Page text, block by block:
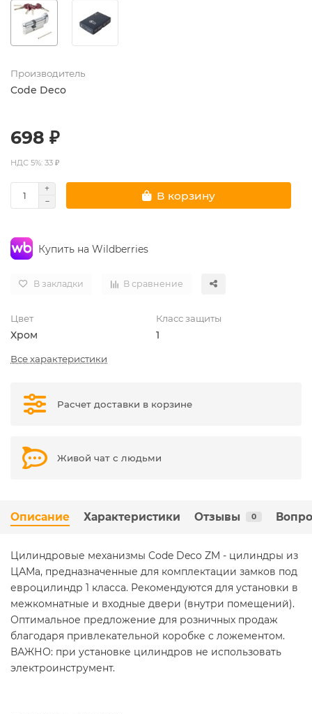
Производитель
Code Deco
698 ₽
НДС 5%: 33 ₽
В корзину
Купить на Wildberries
В закладки В сравнение
Цвет
Хром
Класс защиты
1
Все характеристики
Расчет доставки в корзине
Живой чат с людьми
Описание Характеристики Отзывы 0
Цилиндровые механизмы Code Deco ZM - цилиндры из
ЦАМа, предназначенные для комплектации замков под
евроцилиндр 1 класса. Рекомендуются для установки в
межкомнатные и входные двери (внутри помещений).
Оптимальное предложение для розничных продаж
благодаря привлекательной коробке с ложементом.
ВАЖНО: при установке цилиндров не использовать
электроинструмент.